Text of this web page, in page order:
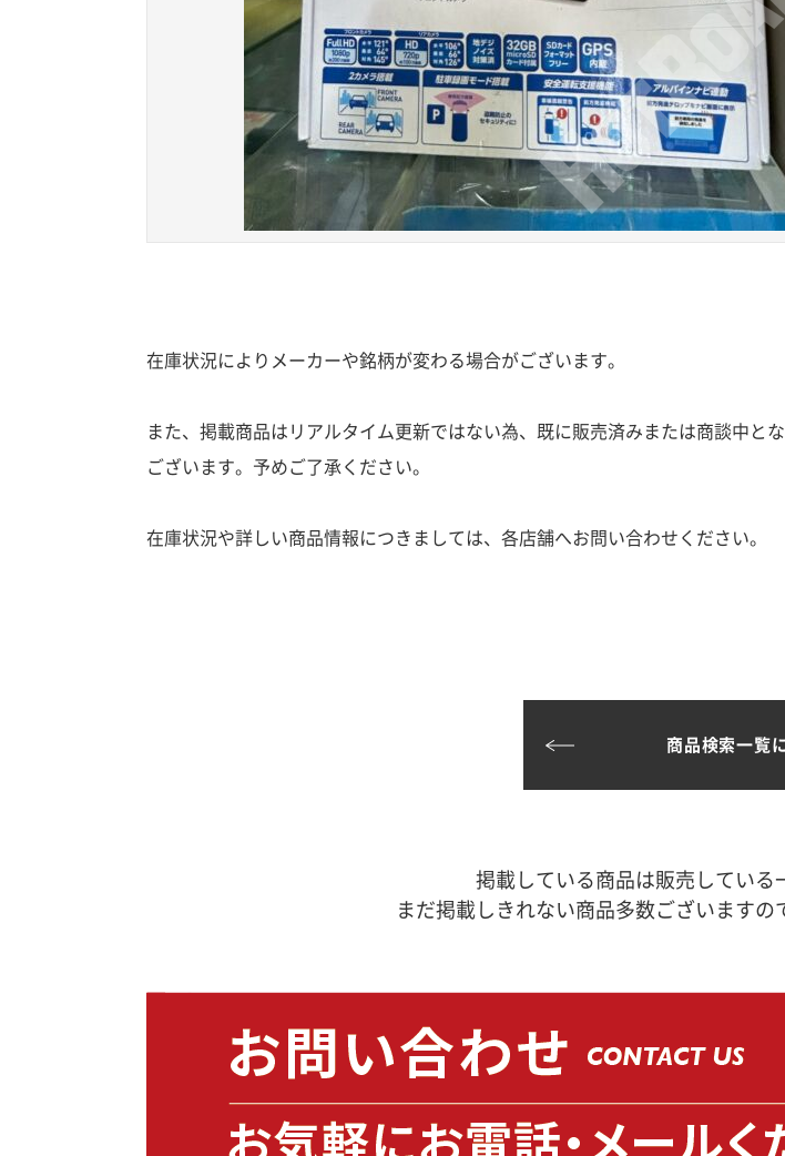
在庫状況によりメーカーや銘柄が変わる場合がございます。
また、掲載商品はリアルタイム更新ではない為、既に販売済みまたは商談中と
ございます。予めご了承ください。
在庫状況や詳しい商品情報につきましては、各店舗へお問い合わせください。
商品検索一覧
掲載している商品は販売している
まだ掲載しきれない商品多数ございますの